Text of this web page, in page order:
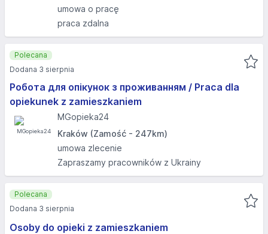
umowa o pracę
praca zdalna
Робота для опікунок з проживанням / Praca dla
opiekunek z zamieszkaniem
MGopieka24
Kraków (Zamość - 247km)
umowa zlecenie
Zapraszamy pracowników z Ukrainy
Polecana
Dodana 3 sierpnia
Osoby do opieki z zamieszkaniem
Polecana
Dodana 3 sierpnia